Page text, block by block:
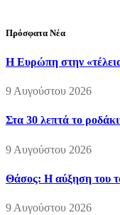
Πρόσφατα Νέα
Η Ευρώπη στην «τέλεια
9 Αυγούστου 2026
Στα 30 λεπτά το
9 Αυγούστου 2026
Θάσος: Η αύξηση του
9 Αυγούστου 2026